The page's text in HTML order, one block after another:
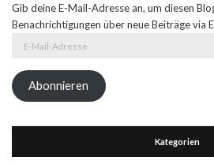
Gib deine E-Mail-Adresse an, um diesen
Benachrichtigungen über neue Beiträge via
Adresse
Abonnieren
Kategorien